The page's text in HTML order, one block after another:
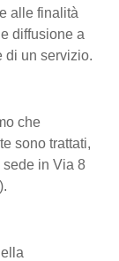
alle finalità
diffusione a
di un servizio.
che
sono trattati,
sede in Via 8